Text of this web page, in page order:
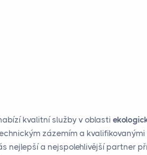
kvalitní služby v oblasti
zázemím a
nejlepší a nejspolehlivější partner